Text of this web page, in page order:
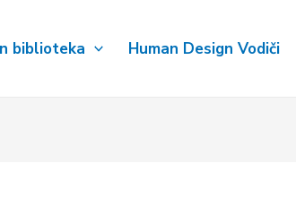
biblioteka Human Design Vodiči